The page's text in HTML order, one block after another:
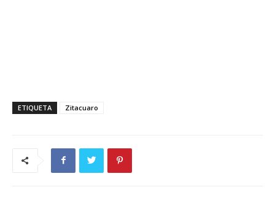
ETIQUETA Zitacuaro